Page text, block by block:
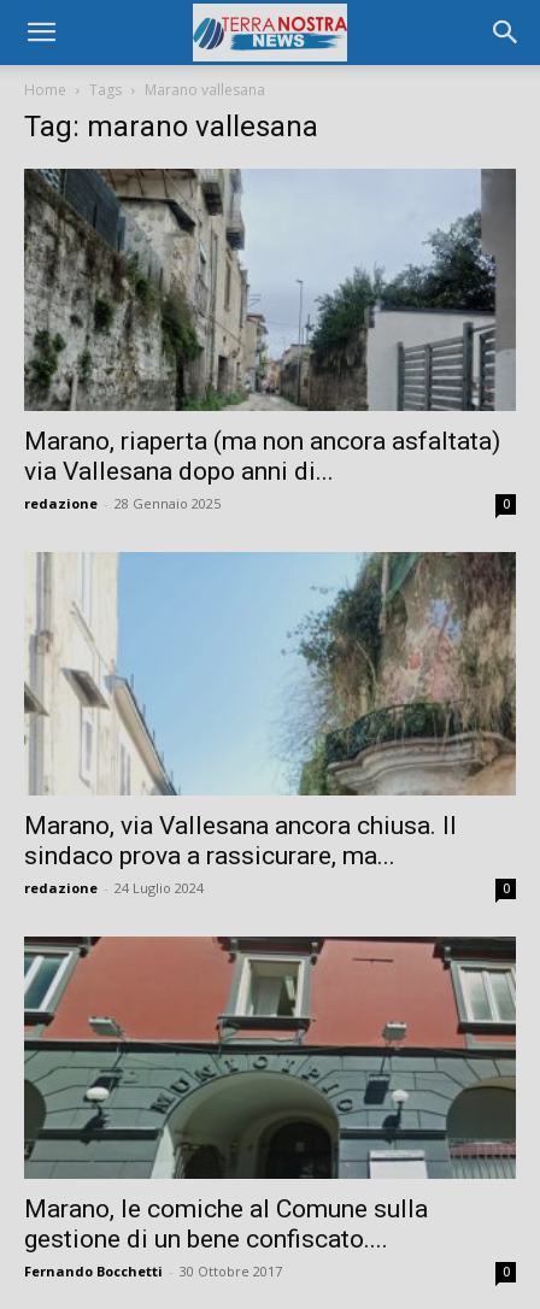
Home Tags Marano vallesana
Tag: marano vallesana
Marano, riaperta (ma non ancora asfaltata)
via Vallesana dopo anni di...
redazione - 28 Gennaio 2025 0
Marano, via Vallesana ancora chiusa. Il
sindaco prova a rassicurare, ma...
redazione - 24 Luglio 2024 0
Marano, le comiche al Comune sulla
gestione di un bene confiscato....
Fernando Bocchetti - 30 Ottobre 2017 0